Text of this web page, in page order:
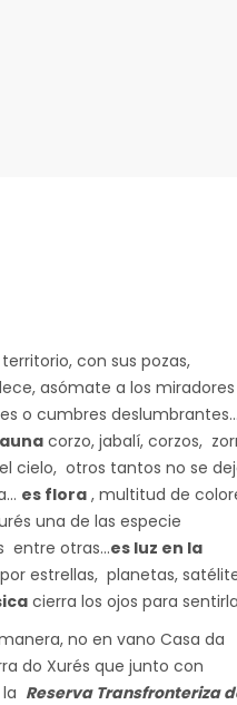
con sus pozas,
asómate a los miradores
o cumbres deslumbrantes…
corzo, jabalí, corzos,
cielo, otros tantos no se
es flora , multitud de
una de las especie
entre otras…es luz en la
estrellas, planetas,
cierra los ojos para
no en vano Casa da
do Xurés que junto con
Reserva Transfronteriza